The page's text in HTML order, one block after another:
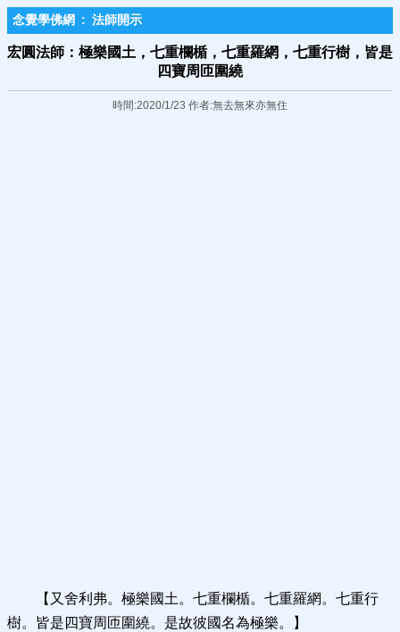
念覺學佛網 : 法師開示
宏圓法師：極樂國土，七重欄楯，七重羅網，七重行樹，皆是
四寶周匝圍繞
時間:2020/1/23 作者:無去無來亦無住
【又舍利弗。極樂國土。七重欄楯。七重羅網。七重行
樹。皆是四寶周匝圍繞。是故彼國名為極樂。】